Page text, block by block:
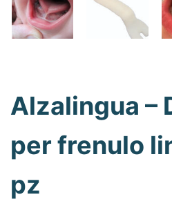
Alzalingua –
per frenulo
pz